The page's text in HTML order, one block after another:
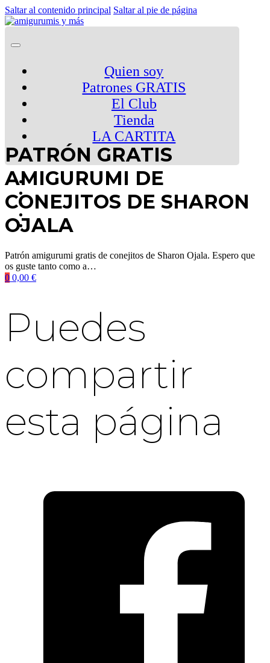
Saltar al contenido principal Saltar al pie de página
Quien soy
Patrones GRATIS
El Club
Tienda
LA CARTITA
0 0,00 €
PATRÓN GRATIS
AMIGURUMI DE
CONEJITOS DE SHARON
OJALA
Patrón amigurumi gratis de conejitos de Sharon Ojala. Espero que
os guste tanto como a…
Puedes
compartir
esta página